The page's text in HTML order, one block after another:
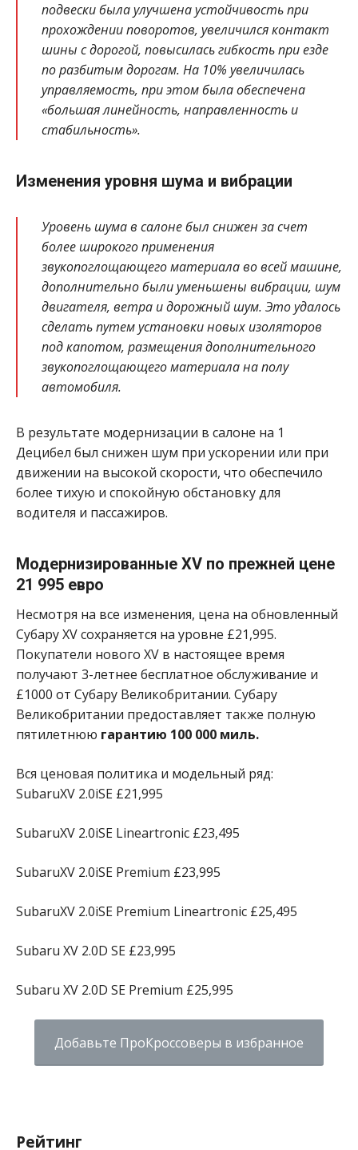
подвески была улучшена устойчивость при
прохождении поворотов, увеличился контакт
шины с дорогой, повысилась гибкость при езде
по разбитым дорогам. На 10% увеличилась
управляемость, при этом была обеспечена
«большая линейность, направленность и
стабильность».
Изменения уровня шума и вибрации
Уровень шума в салоне был снижен за счет
более широкого применения
звукопоглощающего материала во всей машине,
дополнительно были уменьшены вибрации, шум
двигателя, ветра и дорожный шум. Это удалось
сделать путем установки новых изоляторов
под капотом, размещения дополнительного
звукопоглощающего материала на полу
автомобиля.
В результате модернизации в салоне на 1
Децибел был снижен шум при ускорении или при
движении на высокой скорости, что обеспечило
более тихую и спокойную обстановку для
водителя и пассажиров.
Модернизированные XV по прежней цене
21 995 евро
Несмотря на все изменения, цена на обновленный
Субару XV сохраняется на уровне £21,995.
Покупатели нового ХV в настоящее время
получают 3-летнее бесплатное обслуживание и
£1000 от Субару Великобритании. Субару
Великобритании предоставляет также полную
пятилетнюю гарантию 100 000 миль.
Вся ценовая политика и модельный ряд:
SubaruXV 2.0iSE £21,995
SubaruXV 2.0iSE Lineartronic £23,495
SubaruXV 2.0iSE Premium £23,995
SubaruXV 2.0iSE Premium Lineartronic £25,495
Subaru XV 2.0D SE £23,995
Subaru XV 2.0D SE Premium £25,995
Добавьте ПроКроссоверы в избранное
Рейтинг